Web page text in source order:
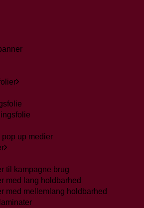
pop up medier
til kampagne brug
med lang holdbarhed
med mellemlang holdbarhed